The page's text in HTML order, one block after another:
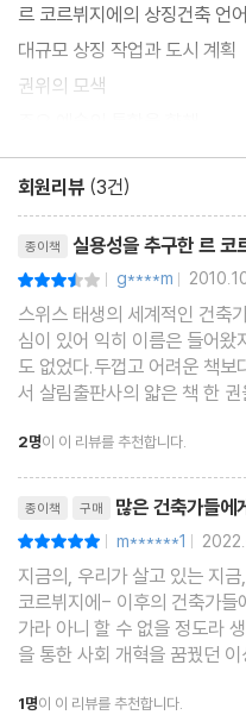
르 코르뷔지에의 상징건축 언
대규모 상징 작업과 도시 계획
권위의 모색
회원리뷰 (3건)
종이책 실용성을 추구한 르 코
| g****m |
스위스 태생의 세계적인 건축
심이 있어 익히 이름은 들어왔
도 없었다.두껍고 어려운 책보
서 살림출판사의 얇은 책 한
된 이 건축가의 업적은 이 얇
다. 여느 사람이 보기엔 르 코르
2명이 이 리뷰를 추천합니다.
종이책 구매 많은 건축가들에
| m******1 |
지금의, 우리가 살고 있는 지
코르뷔지에- 이후의 건축가들
가라 아니 할 수 없을 정도라 생각한다. 시대를 앞서
을 통한 사회 개혁을 꿈꿨던
하는 선동가의 기질을 품은,
1명이 이 리뷰를 추천합니다.